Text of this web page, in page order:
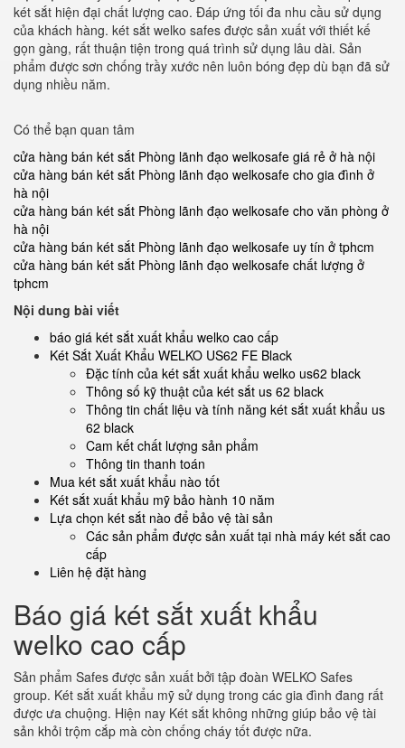
két sắt hiện đại chất lượng cao. Đáp ứng tối đa nhu cầu sử dụng
của khách hàng. két sắt welko safes được sản xuất với thiết kế
gọn gàng, rất thuận tiện trong quá trình sử dụng lâu dài. Sản
phẩm được sơn chống trầy xước nên luôn bóng đẹp dù bạn đã sử
dụng nhiều năm.
Có thể bạn quan tâm
cửa hàng bán két sắt Phòng lãnh đạo welkosafe giá rẻ ở hà nội
cửa hàng bán két sắt Phòng lãnh đạo welkosafe cho gia đình ở
hà nội
cửa hàng bán két sắt Phòng lãnh đạo welkosafe cho văn phòng ở
hà nội
cửa hàng bán két sắt Phòng lãnh đạo welkosafe uy tín ở tphcm
cửa hàng bán két sắt Phòng lãnh đạo welkosafe chất lượng ở
tphcm
Nội dung bài viết
báo giá két sắt xuất khẩu welko cao cấp
Két Sắt Xuất Khẩu WELKO US62 FE Black
Đặc tính của két sắt xuất khẩu welko us62 black
Thông số kỹ thuật của két sắt us 62 black
Thông tin chất liệu và tính năng két sắt xuất khẩu us
62 black
Cam kết chất lượng sản phẩm
Thông tin thanh toán
Mua két sắt xuất khẩu nào tốt
Két sắt xuất khẩu mỹ bảo hành 10 năm
Lựa chọn két sắt nào để bảo vệ tài sản
Các sản phẩm được sản xuất tại nhà máy két sắt cao
cấp
Liên hệ đặt hàng
Báo giá két sắt xuất khẩu
welko cao cấp
Sản phẩm Safes được sản xuất bởi tập đoàn WELKO Safes
group. Két sắt xuất khẩu mỹ sử dụng trong các gia đình đang rất
được ưa chuộng. Hiện nay Két sắt không những giúp bảo vệ tài
sản khỏi trộm cắp mà còn chống cháy tốt được nữa.